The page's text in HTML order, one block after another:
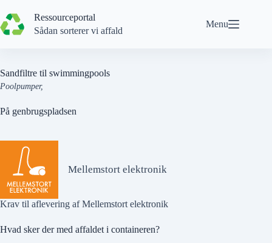
til
indhold
Ressourceportal
Sådan sorterer vi affald
Menu
Sandfiltre til swimmingpools
Poolpumper,
På genbrugspladsen
Mellemstort elektronik
Krav til aflevering af Mellemstort elektronik
Hvad sker der med affaldet i containeren?